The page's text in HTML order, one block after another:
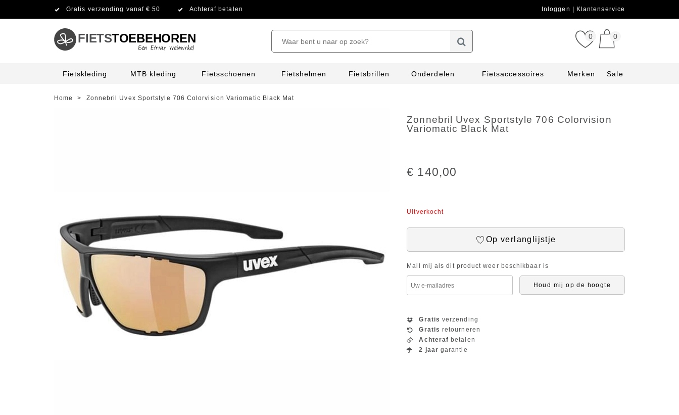
Gratis verzending vanaf € 50 Achteraf betalen Inloggen Klantenservice
FIETSTOEBEHOREN 0 0
Fietskleding MTB kleding Fietsschoenen Fietshelmen Fietsbrillen Onderdelen Fietsaccessoires Merken Sale
Home > Zonnebril Uvex Sportstyle 706 Colorvision Variomatic Black Mat
Zonnebril Uvex Sportstyle 706 Colorvision
Variomatic Black Mat
€ 140,00
Uitverkocht
Op verlanglijstje
Mail mij als dit product weer beschikbaar is
Houd mij op de hoogte
Gratis verzending
Gratis retourneren
Achteraf betalen
2 jaar garantie